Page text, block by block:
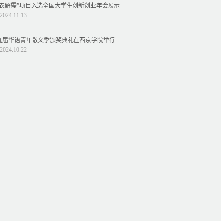
解需”项目入选全国大学生创新创业年会展示
2024.11.13
届华语青年散文季颁奖典礼在西京学院举行
2024.10.22